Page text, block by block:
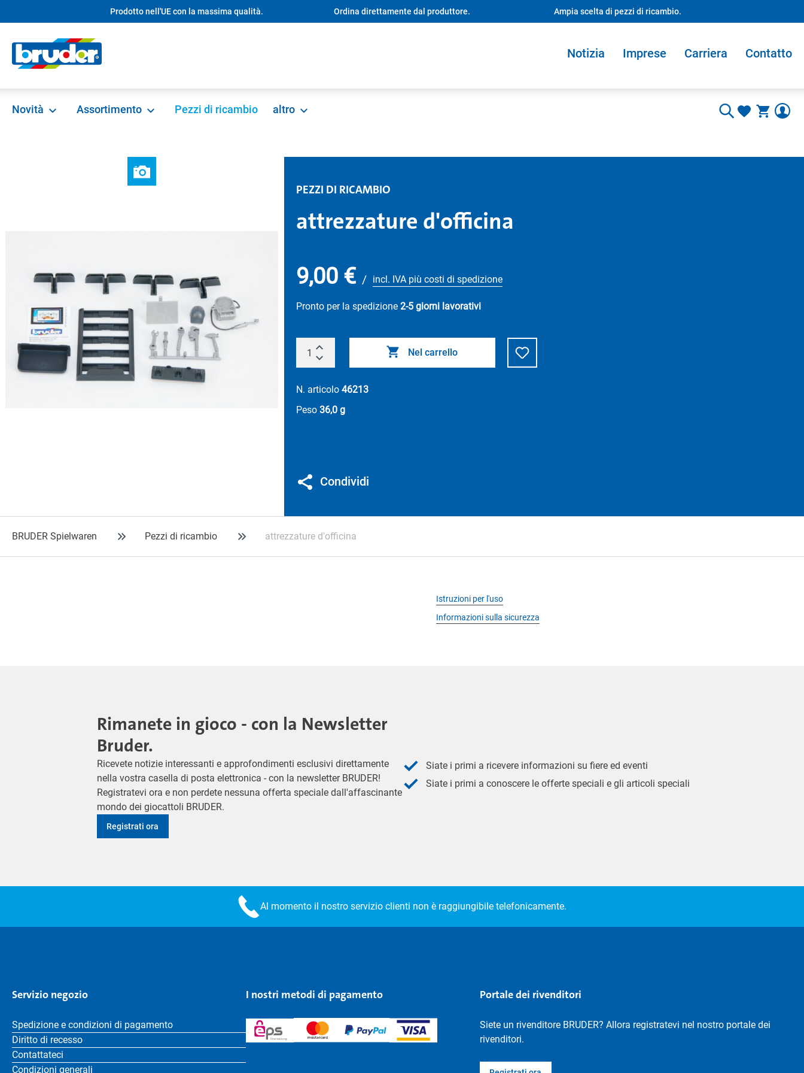
Passa alla navigazione principaleProdotto nell'UE con la massima qualità. Ordina direttamente dal produttore. Ampia scelta di pezzi di ricambio.
Notizia Imprese Carriera Contatto
Novità Assortimento Pezzi di ricambio altro
PEZZI DI RICAMBIO
attrezzature d'officina
9,00 € / incl. IVA più costi di spedizione
Pronto per la spedizione 2-5 giorni lavorativi
Nel carrello
N. articolo 46213
Peso 36,0 g
Condividi
BRUDER Spielwaren Pezzi di ricambio attrezzature d'officina
Istruzioni per l'uso
Informazioni sulla sicurezza
Rimanete in gioco - con la Newsletter
Bruder.
Ricevete notizie interessanti e approfondimenti esclusivi direttamente
nella vostra casella di posta elettronica - con la newsletter BRUDER!
Registratevi ora e non perdete nessuna offerta speciale dall'affascinante
mondo dei giocattoli BRUDER.
Registrati ora
Siate i primi a ricevere informazioni su fiere ed eventi
Siate i primi a conoscere le offerte speciali e gli articoli speciali
Al momento il nostro servizio clienti non è raggiungibile telefonicamente.
Servizio negozio
Spedizione e condizioni di pagamento
Diritto di recesso
Contattateci
Condizioni generali
I nostri metodi di pagamento Portale dei rivenditori
Siete un rivenditore BRUDER? Allora registratevi nel nostro portale dei
rivenditori.